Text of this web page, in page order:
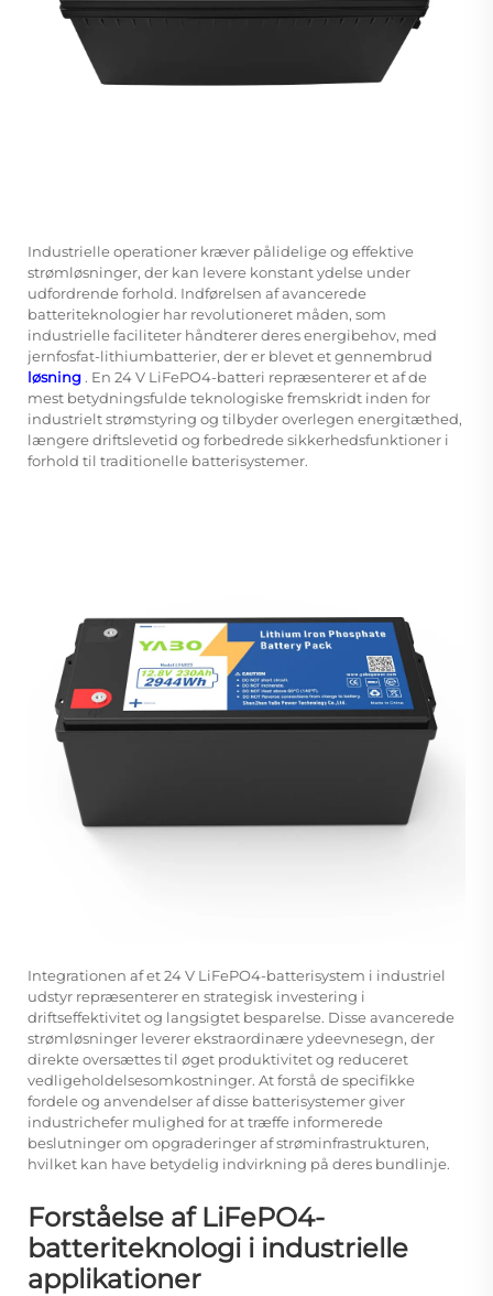
Industrielle operationer kræver pålidelige og effektive
strømløsninger, der kan levere konstant ydelse under
udfordrende forhold. Indførelsen af avancerede
batteriteknologier har revolutioneret måden, som
industrielle faciliteter håndterer deres energibehov, med
jernfosfat-lithiumbatterier, der er blevet et gennembrud
løsning . En 24 V LiFePO4-batteri repræsenterer et af de
mest betydningsfulde teknologiske fremskridt inden for
industrielt strømstyring og tilbyder overlegen energitæthed,
længere driftslevetid og forbedrede sikkerhedsfunktioner i
forhold til traditionelle batterisystemer.
Integrationen af et 24 V LiFePO4-batterisystem i industriel
udstyr repræsenterer en strategisk investering i
driftseffektivitet og langsigtet besparelse. Disse avancerede
strømløsninger leverer ekstraordinære ydeevnesegn, der
direkte oversættes til øget produktivitet og reduceret
vedligeholdelsesomkostninger. At forstå de specifikke
fordele og anvendelser af disse batterisystemer giver
industrichefer mulighed for at træffe informerede
beslutninger om opgraderinger af strøminfrastrukturen,
hvilket kan have betydelig indvirkning på deres bundlinje.
Forståelse af LiFePO4-
batteriteknologi i industrielle
applikationer